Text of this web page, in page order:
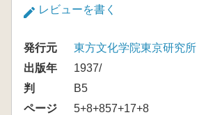
レビューを書く
発行元
東方文化学院東京研究所
出版年
1937/
判
B5
ページ
5+8+857+17+8